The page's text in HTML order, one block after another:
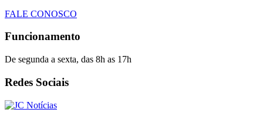
FALE CONOSCO
Funcionamento
De segunda a sexta, das 8h as 17h
Redes Sociais